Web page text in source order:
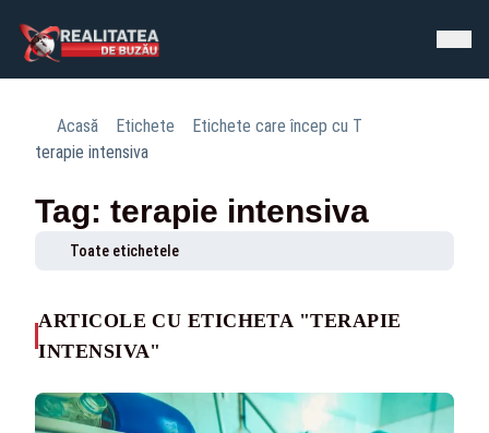
Acasă Etichete
Etichete care încep cu T
terapie intensiva
Tag: terapie intensiva
Toate etichetele
ARTICOLE CU ETICHETA "TERAPIE
INTENSIVA"